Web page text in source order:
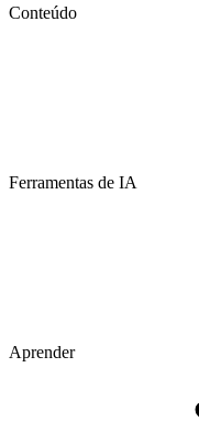
Conteúdo
Ferramentas de IA
Aprender